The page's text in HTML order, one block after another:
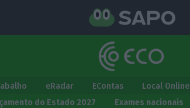
eRadar EContas Local Online
do Estado 2027 Exames nacionais